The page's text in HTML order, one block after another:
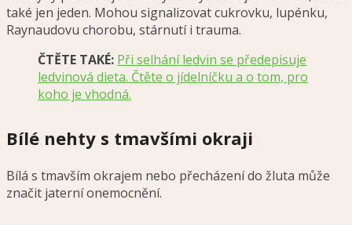
také jen jeden. Mohou signalizovat cukrovku, lupénku,
Raynaudovu chorobu, stárnutí i trauma.
ČTĚTE TAKÉ: Při selhání ledvin se předepisuje
ledvinová dieta. Čtěte o jídelníčku a o tom, pro
koho je vhodná.
Bílé nehty s tmavšími okraji
Bílá s tmavším okrajem nebo přecházení do žluta může
značit jaterní onemocnění.